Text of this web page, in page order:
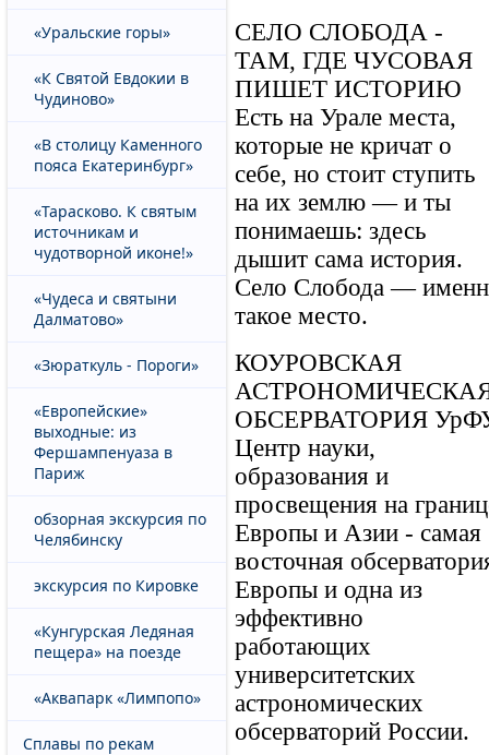
«Уральские горы»
«К Святой Евдокии в
Чудиново»
«В столицу Каменного
пояса Екатеринбург»
«Тарасково. К святым
источникам и
чудотворной иконе!»
«Чудеса и святыни
Далматово»
«Зюраткуль - Пороги»
«Европейские»
выходные: из
Фершампенуаза в
Париж
обзорная экскурсия по
Челябинску
экскурсия по Кировке
«Кунгурская Ледяная
пещера» на поезде
«Аквапарк «Лимпопо»
Сплавы по рекам
СЕЛО СЛОБОДА -
ТАМ, ГДЕ ЧУСОВАЯ
ПИШЕТ ИСТОРИЮ
Есть на Урале места,
которые не кричат о
себе, но стоит ступить
на их землю — и ты
понимаешь: здесь
дышит сама история.
Село Слобода —
такое место.
КОУРОВСКАЯ
ОБСЕРВАТОРИЯ
Центр науки,
образования и
просвещения на
Европы и Азии - самая
восточная
Европы и одна из
эффективно
работающих
университетских
астрономических
обсерваторий России.